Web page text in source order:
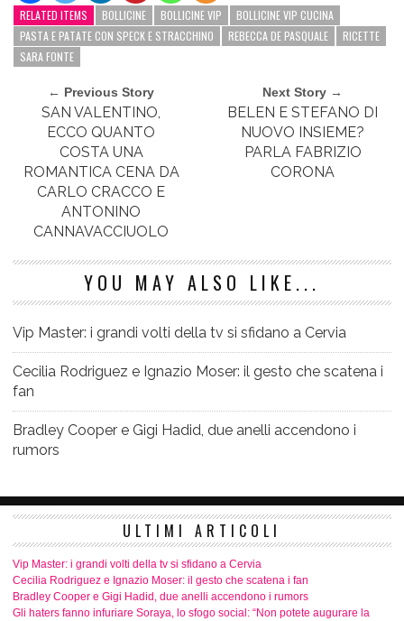
RELATED ITEMS BOLLICINE BOLLICINE VIP
BOLLICINE VIP CUCINA
PASTA E PATATE CON SPECK E STRACCHINO
REBECCA DE PASQUALE
RICETTE
SARA FONTE
← Previous Story
SAN VALENTINO,
ECCO QUANTO
COSTA UNA
ROMANTICA CENA DA
CARLO CRACCO E
ANTONINO
CANNAVACCIUOLO
Next Story →
BELEN E STEFANO DI
NUOVO INSIEME?
PARLA FABRIZIO
CORONA
YOU MAY ALSO LIKE...
Vip Master: i grandi volti della tv si sfidano a Cervia
Cecilia Rodriguez e Ignazio Moser: il gesto che scatena i
fan
Bradley Cooper e Gigi Hadid, due anelli accendono i
rumors
ULTIMI ARTICOLI
Vip Master: i grandi volti della tv si sfidano a Cervia
Cecilia Rodriguez e Ignazio Moser: il gesto che scatena i fan
Bradley Cooper e Gigi Hadid, due anelli accendono i rumors
Gli haters fanno infuriare Soraya, lo sfogo social: “Non potete augurare la